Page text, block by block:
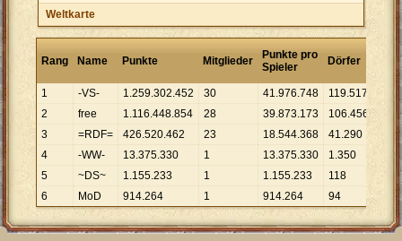
Weltkarte
Rang Name Punkte Mitglieder
Punkte pro
Spieler
Dörfer
Dorf
1
-VS- 1.259.302.452 30 41.976.748 119.517
2
free 1.116.448.854 28 39.873.173 106.456
3
=RDF= 426.520.462 23 18.544.368 41.290 10
4
-WW- 13.375.330 1 13.375.330 1.350
5
~DS~ 1.155.233 1 1.155.233 118 9
6
MoD 914.264 1 914.264 94